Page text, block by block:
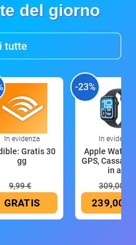
del giorno
tutte
In evidenza
Gratis 30
gg
9,99 €
GRATIS
-23%
In evidenza
Apple Watch
GPS, Cassa
in all
309,00 €
239,00 €